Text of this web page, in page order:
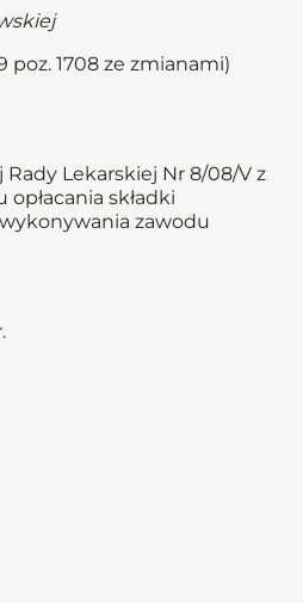
poz. 1708 ze zmianami)
Rady Lekarskiej Nr 8/08/V z
składki
wykonywania zawodu